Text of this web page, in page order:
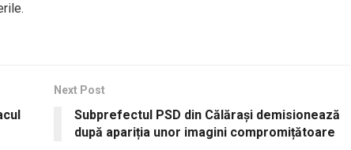
Next Post
Subprefectul PSD din Călărași demisionează
după apariția unor imagini compromițătoare